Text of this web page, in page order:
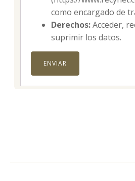
como encargado de
Derechos:Acceder,
suprimir los datos.